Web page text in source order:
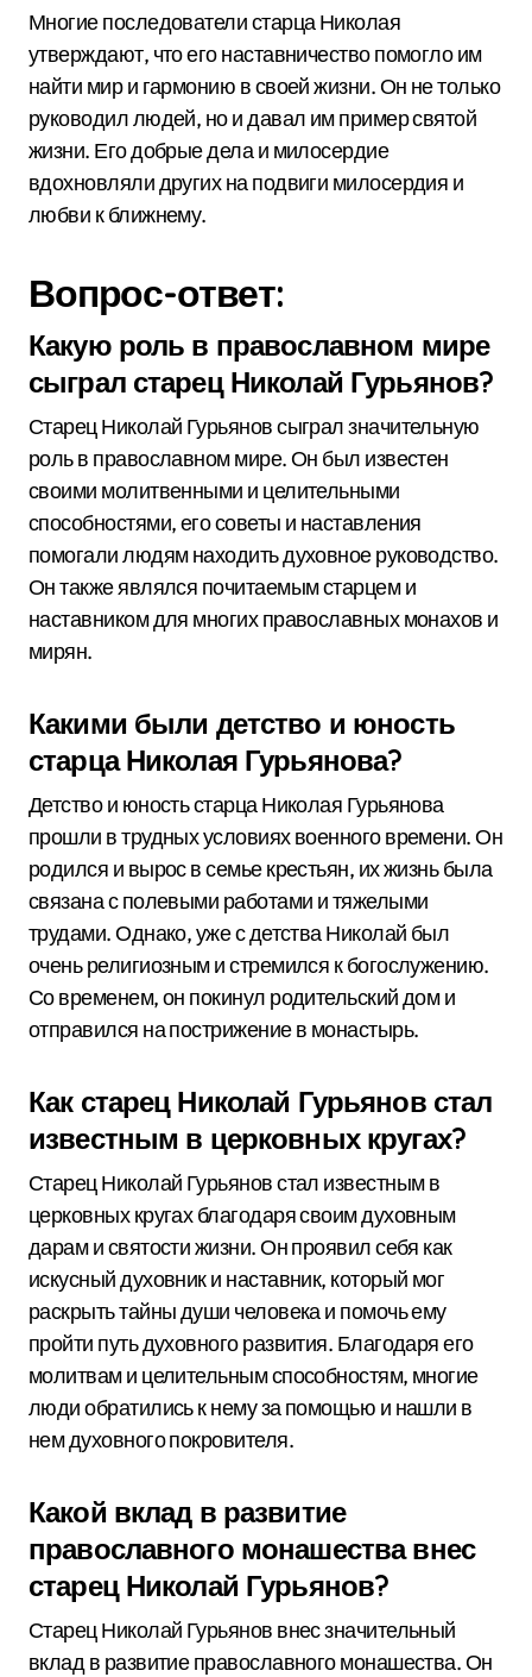
Многие последователи старца Николая
утверждают, что его наставничество помогло им
найти мир и гармонию в своей жизни. Он не только
руководил людей, но и давал им пример святой
жизни. Его добрые дела и милосердие
вдохновляли других на подвиги милосердия и
любви к ближнему.
Вопрос-ответ:
Какую роль в православном мире
сыграл старец Николай Гурьянов?
Старец Николай Гурьянов сыграл значительную
роль в православном мире. Он был известен
своими молитвенными и целительными
способностями, его советы и наставления
помогали людям находить духовное руководство.
Он также являлся почитаемым старцем и
наставником для многих православных монахов и
мирян.
Какими были детство и юность
старца Николая Гурьянова?
Детство и юность старца Николая Гурьянова
прошли в трудных условиях военного времени. Он
родился и вырос в семье крестьян, их жизнь была
связана с полевыми работами и тяжелыми
трудами. Однако, уже с детства Николай был
очень религиозным и стремился к богослужению.
Со временем, он покинул родительский дом и
отправился на пострижение в монастырь.
Как старец Николай Гурьянов стал
известным в церковных кругах?
Старец Николай Гурьянов стал известным в
церковных кругах благодаря своим духовным
дарам и святости жизни. Он проявил себя как
искусный духовник и наставник, который мог
раскрыть тайны души человека и помочь ему
пройти путь духовного развития. Благодаря его
молитвам и целительным способностям, многие
люди обратились к нему за помощью и нашли в
нем духовного покровителя.
Какой вклад в развитие
православного монашества внес
старец Николай Гурьянов?
Старец Николай Гурьянов внес значительный
вклад в развитие православного монашества. Он